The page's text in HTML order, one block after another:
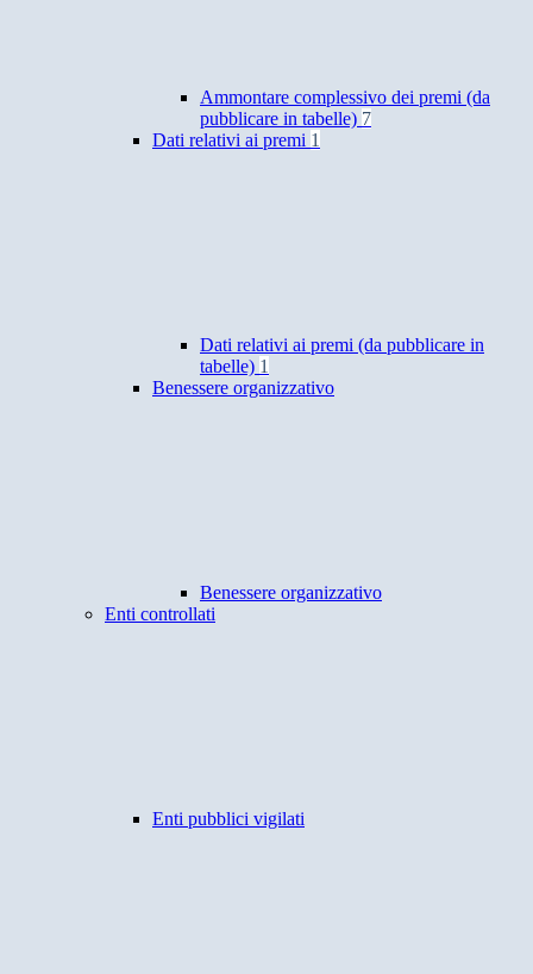
Ammontare complessivo dei premi (da
pubblicare in tabelle) 7
Dati relativi ai premi 1
Dati relativi ai premi (da pubblicare in
tabelle) 1
Benessere organizzativo
Benessere organizzativo
Enti controllati
Enti pubblici vigilati